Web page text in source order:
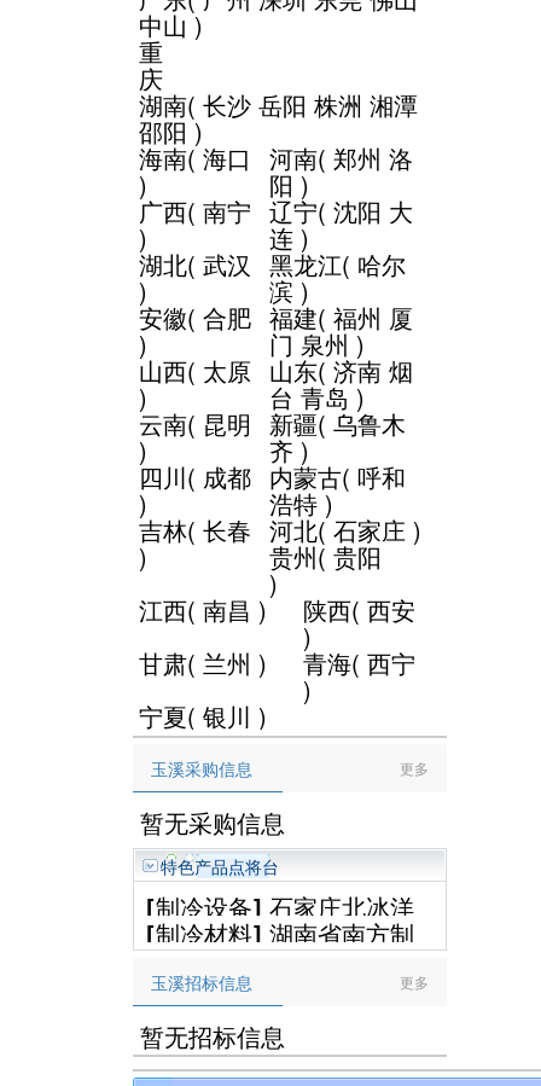
中山 )
重
庆
湖南( 长沙 岳阳 株洲 湘潭
邵阳 )
海南(海口
)
河南( 郑州 洛
阳 )
广西( 南宁
)
辽宁( 沈阳 大
连 )
湖北( 武汉
)
黑龙江( 哈尔
滨 )
安徽( 合肥
)
福建( 福州 厦
门 泉州 )
山西( 太原
)
山东( 济南 烟
台 青岛 )
云南( 昆明
)
新疆( 乌鲁木
齐 )
四川( 成都
)
内蒙古( 呼和
浩特 )
吉林( 长春
)
河北(石家庄 )
贵州( 贵阳
)
江西( 南昌 ) 陕西( 西安
)
甘肃( 兰州 ) 青海( 西宁
)
宁夏( 银川 )
更多
玉溪采购信息
暂无采购信息
特色产品点将台
[制冷设备] 石家庄北冰洋
制冷设备工程有限公司
[制冷材料] 湖南省南方制
冷设备有限公司
更多
玉溪招标信息
暂无招标信息